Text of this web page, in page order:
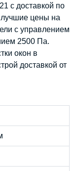
с доставкой по
лучшие цены на
с управлением
2500 Па.
окон в
доставкой от